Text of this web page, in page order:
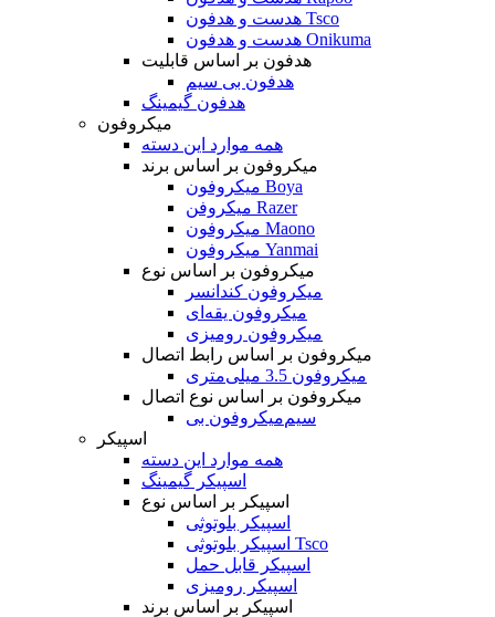
هدست و هدفون Tsco
هدست و هدفون Onikuma
هدفون بر اساس قابلیت
هدفون بی سیم
هدفون گیمینگ
میکروفون
همه موارد این دسته
میکروفون بر اساس برند
میکروفون Boya
میکروفن Razer
میکروفون Maono
میکروفون Yanmai
میکروفون بر اساس نوع
میکروفون کندانسر
میکروفون یقه‌ای
میکروفون رومیزی
میکروفون بر اساس رابط اتصال
میکروفون 3.5 میلی‌متری
میکروفون بر اساس نوع اتصال
میکروفون بی‌‎سیم
اسپیکر
همه موارد این دسته
اسپیکر گیمینگ
اسپیکر بر اساس نوع
اسپیکر بلوتوثی
اسپیکر بلوتوثی Tsco
اسپیکر قابل حمل
اسپیکر رومیزی
اسپیکر بر اساس برند